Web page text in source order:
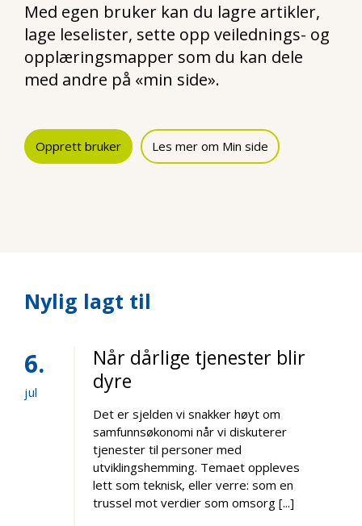
Med egen bruker kan du lagre artikler,
lage leselister, sette opp veilednings- og
opplæringsmapper som du kan dele
med andre på «min side».
Opprett bruker Les mer om Min side
Nylig lagt til
6
jul
Når dårlige tjenester blir
dyre
Det er sjelden vi snakker høyt om
samfunnsøkonomi når vi diskuterer
tjenester til personer med
utviklingshemming. Temaet oppleves
lett som teknisk, eller verre: som en
trussel mot verdier som omsorg [...]